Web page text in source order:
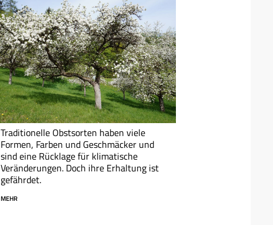
Traditionelle Obstsorten haben viele
Formen, Farben und Geschmäcker und
sind eine Rücklage für klimatische
Veränderungen. Doch ihre Erhaltung ist
gefährdet.
MEHR